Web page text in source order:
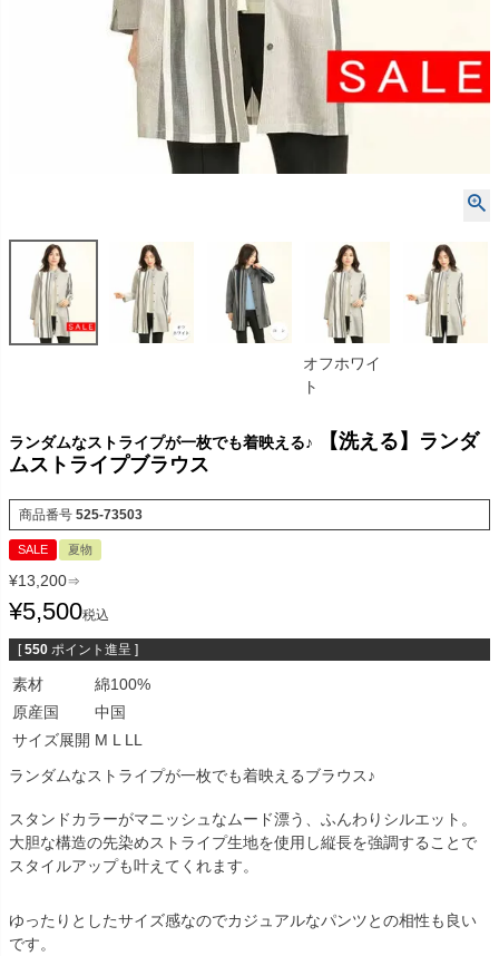
オフホワイ
ト
ランダムなストライプが一枚でも着映える♪
【洗える】ランダ
ムストライプブラウス
商品番号 525-73503
SALE 夏物
¥13,200⇒
¥5,500税込
[ 550 ポイント進呈 ]
素材
綿100%
原産国
中国
サイズ展開 M L LL
ランダムなストライプが一枚でも着映えるブラウス♪
スタンドカラーがマニッシュなムード漂う、ふんわりシルエット。
大胆な構造の先染めストライプ生地を使用し縦長を強調することで
スタイルアップも叶えてくれます。
ゆったりとしたサイズ感なのでカジュアルなパンツとの相性も良い
です。